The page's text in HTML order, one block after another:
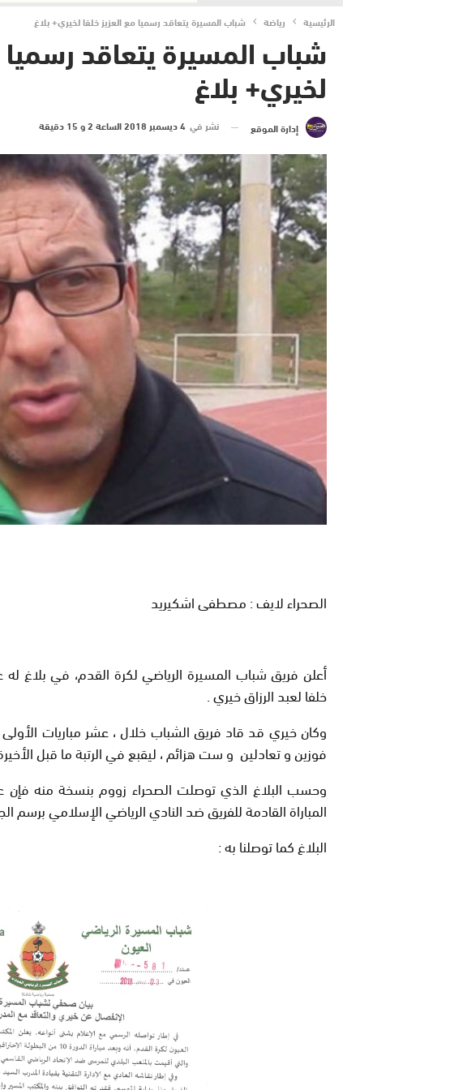
الرئيسية رياضة شباب المسيرة يتعاقد رسميا مع العزيز خلفا لخيري+ بلاغ
شباب المسيرة يتعاقد رسميا
لخيري+ بلاغ
إدارة الموقع نشر في 4 ديسمبر 2018 الساعة 2 و 15 دقيقة
الصحراء لايف : مصطفى اشكيريد
أعلن فريق شباب المسيرة الرياضي لكرة القدم، في بلاغ له
خلفا لعبد الرزاق خيري .
وكان خيري قد قاد فريق الشباب خلال ، عشر مباريات
فوزين و تعادلين و ست هزائم ، ليقبع في الرتبة ما قبل
وحسب البلاغ الذي توصلت الصحراء زووم بنسخة منه فإن
المباراة القادمة للفريق ضد النادي الرياضي الإسلامي برسم
البلاغ كما توصلنا به :